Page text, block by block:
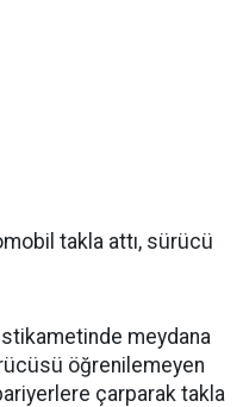
takla attı, sürücü
meydana
öğrenilemeyen
çarparak takla